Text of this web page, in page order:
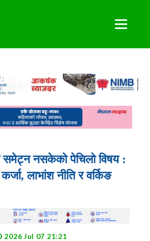
समेट्न नसकेको पेचिलो विषय :
लाभांश नीति र वर्किङ
2026 Jul 07 21:21